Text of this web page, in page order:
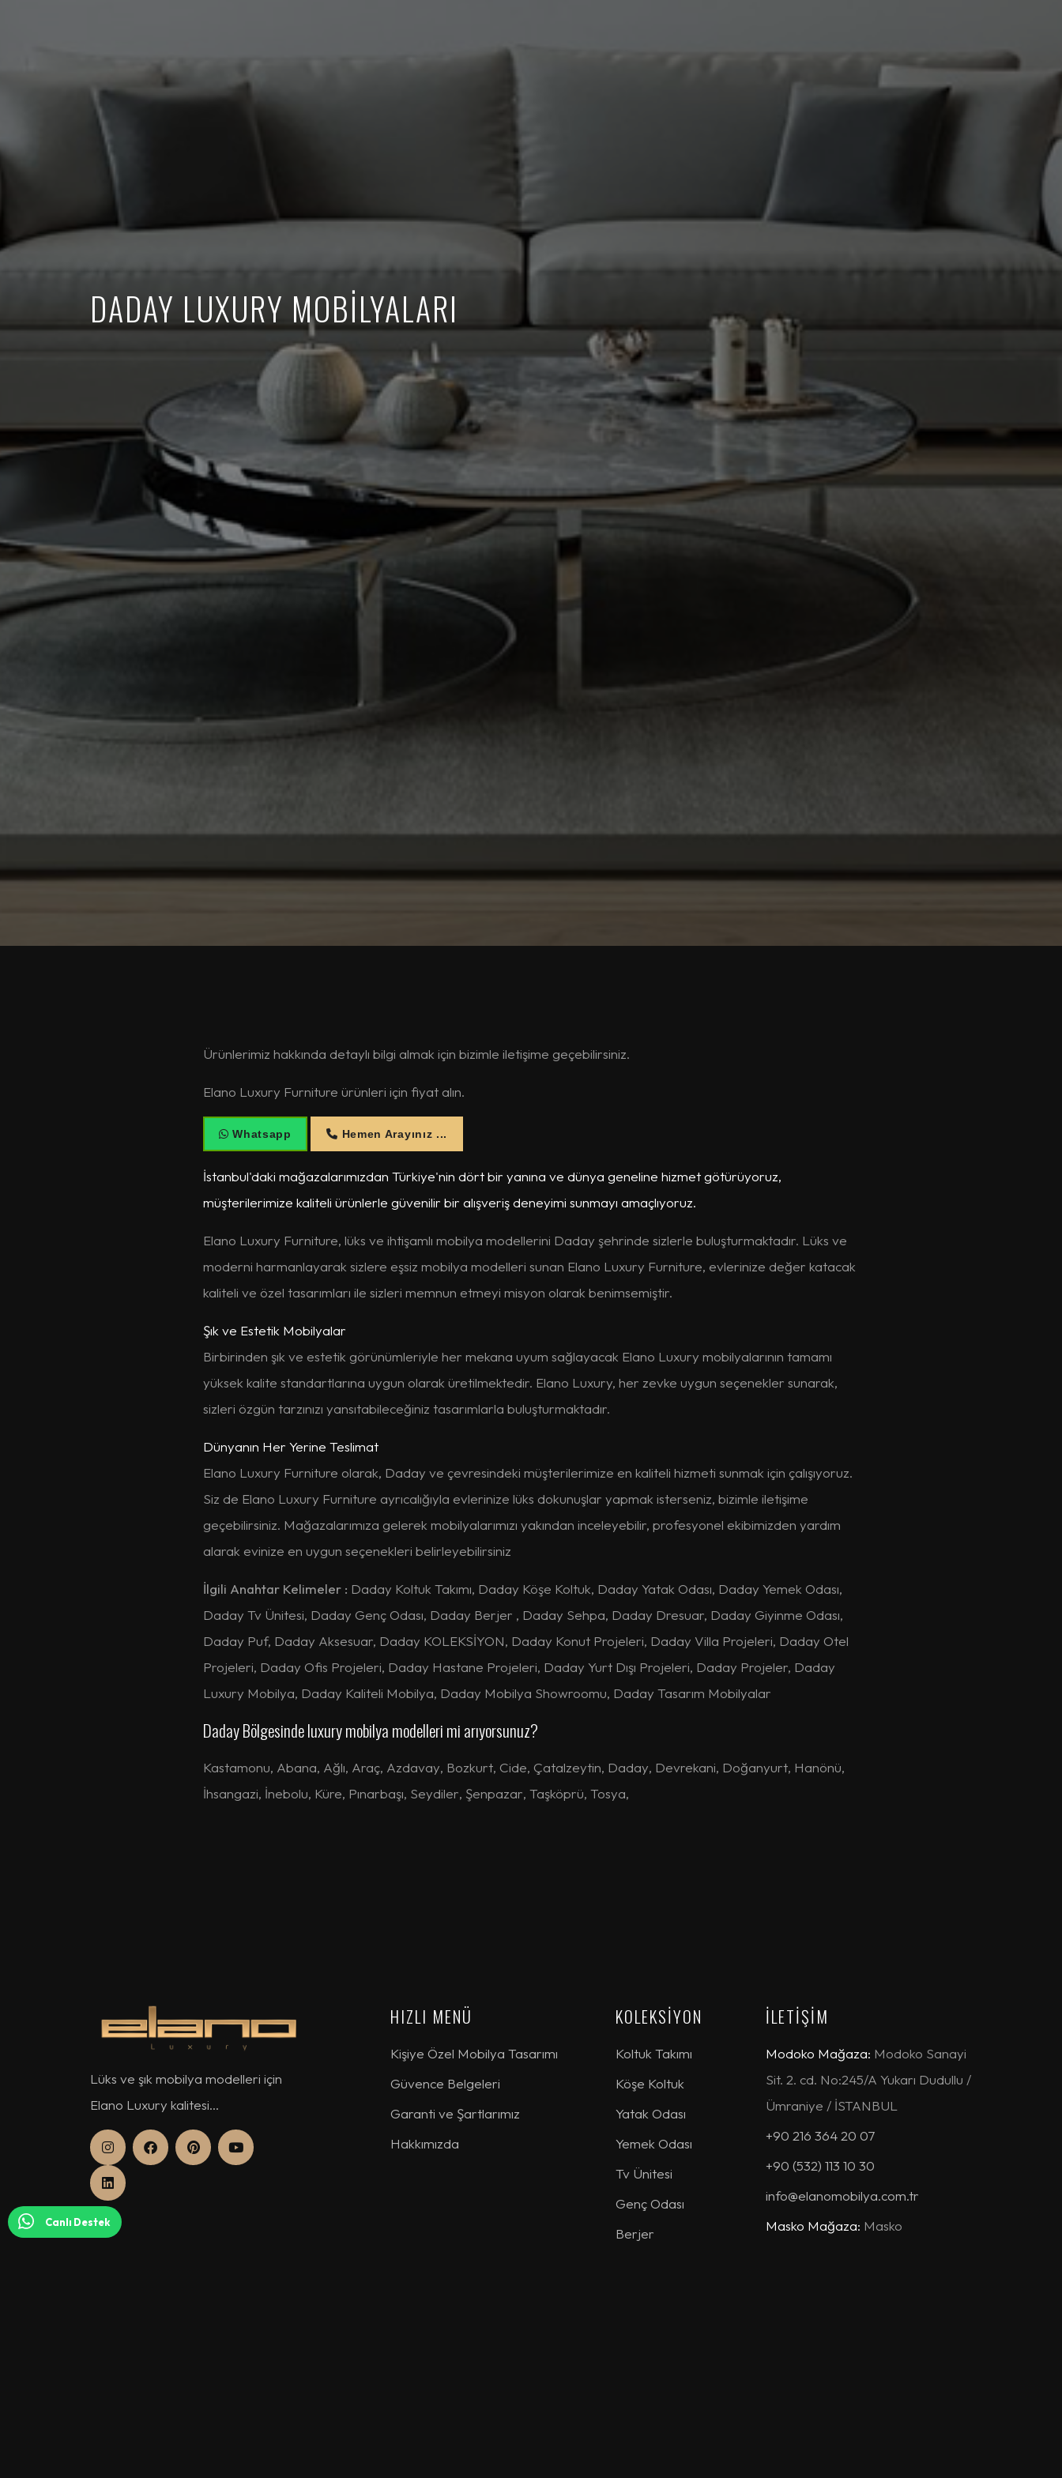
DADAY LUXURY MOBİLYALARI
Ürünlerimiz hakkında detaylı bilgi almak için bizimle iletişime geçebilirsiniz.
Elano Luxury Furniture ürünleri için fiyat alın.
Whatsapp Hemen Arayınız ...
İstanbul'daki mağazalarımızdan Türkiye'nin dört bir yanına ve dünya geneline hizmet götürüyoruz,
müşterilerimize kaliteli ürünlerle güvenilir bir alışveriş deneyimi sunmayı amaçlıyoruz.
Elano Luxury Furniture, lüks ve ihtişamlı mobilya modellerini Daday şehrinde sizlerle buluşturmaktadır. Lüks ve
moderni harmanlayarak sizlere eşsiz mobilya modelleri sunan Elano Luxury Furniture, evlerinize değer katacak
kaliteli ve özel tasarımları ile sizleri memnun etmeyi misyon olarak benimsemiştir.
Şık ve Estetik Mobilyalar
Birbirinden şık ve estetik görünümleriyle her mekana uyum sağlayacak Elano Luxury mobilyalarının tamamı
yüksek kalite standartlarına uygun olarak üretilmektedir. Elano Luxury, her zevke uygun seçenekler sunarak,
sizleri özgün tarzınızı yansıtabileceğiniz tasarımlarla buluşturmaktadır.
Dünyanın Her Yerine Teslimat
Elano Luxury Furniture olarak, Daday ve çevresindeki müşterilerimize en kaliteli hizmeti sunmak için çalışıyoruz.
Siz de Elano Luxury Furniture ayrıcalığıyla evlerinize lüks dokunuşlar yapmak isterseniz, bizimle iletişime
geçebilirsiniz. Mağazalarımıza gelerek mobilyalarımızı yakından inceleyebilir, profesyonel ekibimizden yardım
alarak evinize en uygun seçenekleri belirleyebilirsiniz
İlgili Anahtar Kelimeler : Daday Koltuk Takımı, Daday Köşe Koltuk, Daday Yatak Odası, Daday Yemek Odası,
Daday Tv Ünitesi, Daday Genç Odası, Daday Berjer , Daday Sehpa, Daday Dresuar, Daday Giyinme Odası,
Daday Puf, Daday Aksesuar, Daday KOLEKSİYON, Daday Konut Projeleri, Daday Villa Projeleri, Daday Otel
Projeleri, Daday Ofis Projeleri, Daday Hastane Projeleri, Daday Yurt Dışı Projeleri, Daday Projeler, Daday
Luxury Mobilya, Daday Kaliteli Mobilya, Daday Mobilya Showroomu, Daday Tasarım Mobilyalar
Daday Bölgesinde luxury mobilya modelleri mi arıyorsunuz?
Kastamonu, Abana, Ağlı, Araç, Azdavay, Bozkurt, Cide, Çatalzeytin, Daday, Devrekani, Doğanyurt, Hanönü,
İhsangazi, İnebolu, Küre, Pınarbaşı, Seydiler, Şenpazar, Taşköprü, Tosya,
Lüks ve şık mobilya modelleri için
Elano Luxury kalitesi...
HIZLI MENÜ
Kişiye Özel Mobilya Tasarımı
Güvence Belgeleri
Garanti ve Şartlarımız
Hakkımızda
KOLEKSİYON
Koltuk Takımı
Köşe Koltuk
Yatak Odası
Yemek Odası
Tv Ünitesi
Genç Odası
Berjer
İLETİŞİM
Modoko Mağaza: Modoko Sanayi
Sit. 2. cd. No:245/A Yukarı Dudullu /
Ümraniye / İSTANBUL
+90 216 364 20 07
+90 (532) 113 10 30
info@elanomobilya.com.tr
Masko Mağaza: Masko
Canlı Destek